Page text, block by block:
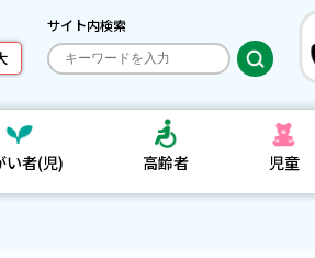
サイト内検索
い者(児) 高齢者 児童